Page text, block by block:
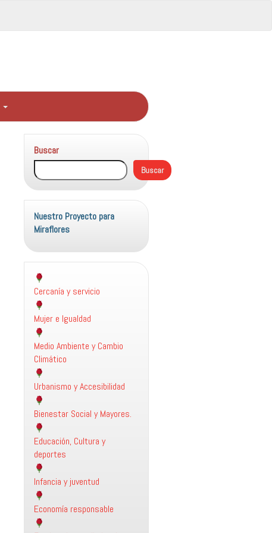
Buscar
Buscar
Nuestro Proyecto para
Miraflores
Cercanía y servicio
Mujer e Igualdad
Medio Ambiente y Cambio
Climático
Urbanismo y Accesibilidad
Bienestar Social y Mayores.
Educación, Cultura y
deportes
Infancia y juventud
Economía responsable